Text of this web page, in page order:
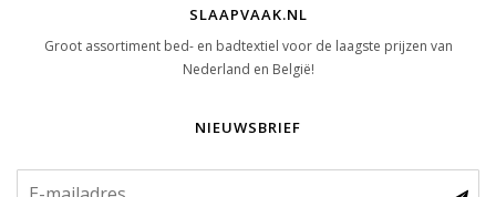
SLAAPVAAK.NL
Groot assortiment bed- en badtextiel voor de laagste prijzen van
Nederland en België!
NIEUWSBRIEF